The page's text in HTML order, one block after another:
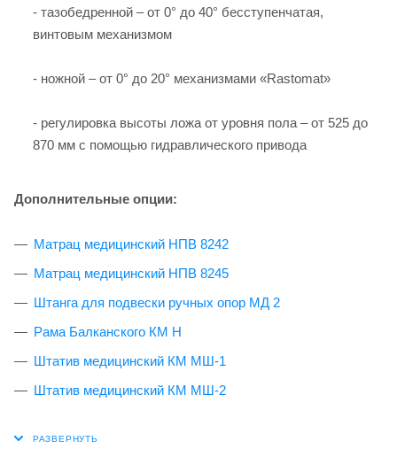
- тазобедренной – от 0° до 40° бесступенчатая,
винтовым механизмом
- ножной – от 0° до 20° механизмами «Rastomat»
- регулировка высоты ложа от уровня пола – от 525 до
870 мм с помощью гидравлического привода
Дополнительные опции:
Матрац медицинский НПВ 8242
Матрац медицинский НПВ 8245
Штанга для подвески ручных опор МД 2
Рама Балканского КМ H
Штатив медицинский КМ МШ-1
Штатив медицинский КМ МШ-2